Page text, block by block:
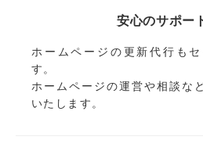
安心のサポー
ホームページの更新代行も
す。
ホームページの運営や相談な
いたします。